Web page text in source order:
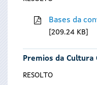
Bases da
209.24 KB
Premios da Cultura
RESOLTO